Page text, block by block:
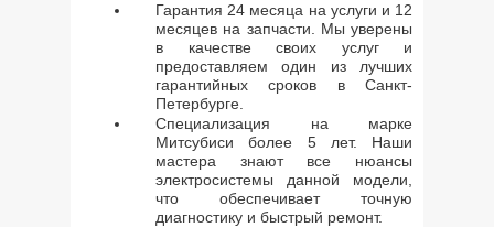
Гарантия 24 месяца на услуги и 12
месяцев на запчасти. Мы уверены
в качестве своих услуг и
предоставляем один из лучших
гарантийных сроков в Санкт-
Петербурге.
Специализация на марке
Митсубиси более 5 лет. Наши
мастера знают все нюансы
электросистемы данной модели,
что обеспечивает точную
диагностику и быстрый ремонт.